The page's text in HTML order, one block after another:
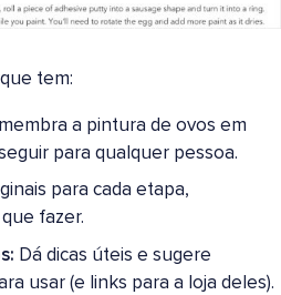
tem:
a pintura de ovos em
para qualquer pessoa.
para cada etapa,
fazer.
Dá dicas úteis e sugere
usar (e links para a loja deles).